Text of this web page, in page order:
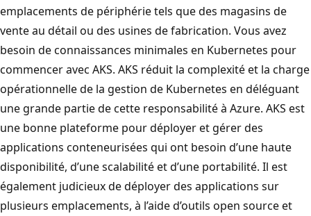
emplacements de périphérie tels que des magasins de
vente au détail ou des usines de fabrication. Vous avez
besoin de connaissances minimales en Kubernetes pour
commencer avec AKS. AKS réduit la complexité et la charge
opérationnelle de la gestion de Kubernetes en déléguant
une grande partie de cette responsabilité à Azure. AKS est
une bonne plateforme pour déployer et gérer des
applications conteneurisées qui ont besoin d’une haute
disponibilité, d’une scalabilité et d’une portabilité. Il est
également judicieux de déployer des applications sur
plusieurs emplacements, à l’aide d’outils open source et